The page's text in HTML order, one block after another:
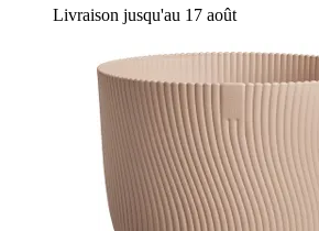
Livraison jusqu'au 17 août